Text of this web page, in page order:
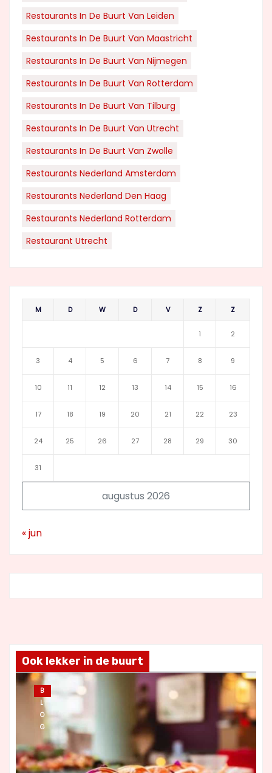
Restaurants In De Buurt Van Leiden
Restaurants In De Buurt Van Maastricht
Restaurants In De Buurt Van Nijmegen
Restaurants In De Buurt Van Rotterdam
Restaurants In De Buurt Van Tilburg
Restaurants In De Buurt Van Utrecht
Restaurants In De Buurt Van Zwolle
Restaurants Nederland Amsterdam
Restaurants Nederland Den Haag
Restaurants Nederland Rotterdam
Restaurant Utrecht
augustus 2026
M D W D V Z Z
1 2
3 4 5 6 7 8 9
10 11 12 13 14 15 16
17 18 19 20 21 22 23
24 25 26 27 28 29 30
31
« jun
Ook lekker in de buurt
B
L
O
G